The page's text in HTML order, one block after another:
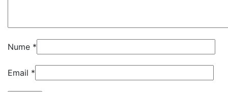
Nume *
Email *